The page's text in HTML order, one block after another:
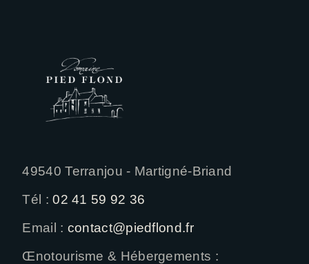
49540 Terranjou - Martigné-Briand
Tél :02 41 59 92 36
Email : contact@piedflond.fr
Œnotourisme & Hébergements :